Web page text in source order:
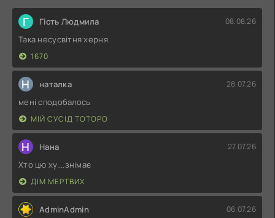
Г Гість Людмила 08.08.26
Така несусвітня херня
1670
Н наталка 28.07.26
мені сподобалось
МІЙ СУСІД ТОТОРО
Н Нана 27.07.26
Хто цю ху....знімає
ДІМ МЕРТВИХ
AdminAdmin 06.07.26